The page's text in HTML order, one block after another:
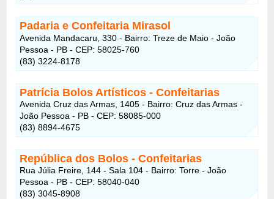
Padaria e Confeitaria Mirasol
Avenida Mandacaru, 330 - Bairro: Treze de Maio - João
Pessoa - PB - CEP: 58025-760
(83) 3224-8178
Patrícia Bolos Artísticos- Confeitarias
Avenida Cruz das Armas, 1405 - Bairro: Cruz das Armas -
João Pessoa - PB - CEP: 58085-000
(83) 8894-4675
República dos Bolos- Confeitarias
Rua Júlia Freire, 144 - Sala 104 - Bairro: Torre - João
Pessoa - PB - CEP: 58040-040
(83) 3045-8908